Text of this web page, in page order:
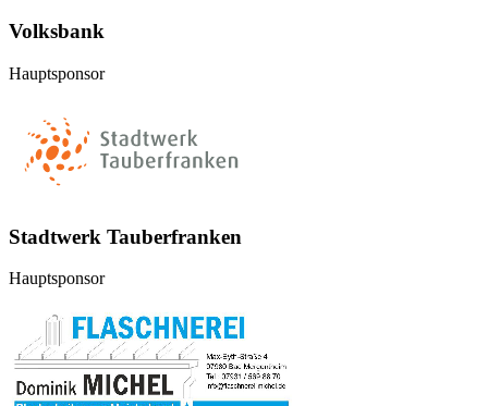
Volksbank
Hauptsponsor
Stadtwerk Tauberfranken
Hauptsponsor